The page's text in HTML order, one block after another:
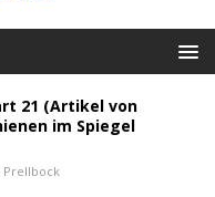
21 (Artikel von
im Spiegel
Prellbock